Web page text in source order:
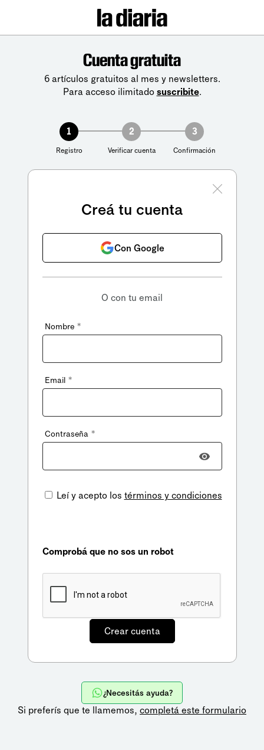
Cuenta gratuita
6 artículos gratuitos al mes y newsletters.
Para acceso ilimitado suscribite.
1
Registro
2
Verificar cuenta
3
Confirmación
Creá tu cuenta
Con Google
O con tu email
Nombre *
Email *
Contraseña *
Leí y acepto los términos y condiciones
Comprobá que no sos un robot
¿Necesitás ayuda?
Si preferís que te llamemos, completá este formulario